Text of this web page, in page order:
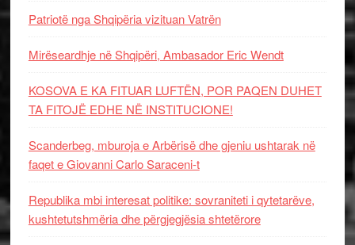
Patriotë nga Shqipëria vizituan Vatrën
Mirëseardhje në Shqipëri, Ambasador Eric Wendt
KOSOVA E KA FITUAR LUFTËN, POR PAQEN DUHET
TA FITOJË EDHE NË INSTITUCIONE!
Scanderbeg, mburoja e Arbërisë dhe gjeniu ushtarak në
faqet e Giovanni Carlo Saraceni-t
Republika mbi interesat politike: sovraniteti i qytetarëve,
kushtetutshmëria dhe përgjegjësia shtetërore